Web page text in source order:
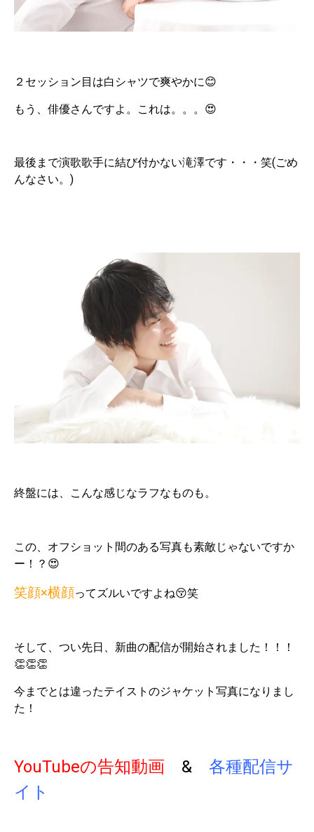
２セッション目は白シャツで爽やかに😊
もう、俳優さんですよ。これは。。。😍
最後まで演歌歌手に結び付かない滝澤です・・・笑(ごめ
んなさい。)
終盤には、こんな感じなラフなものも。
この、オフショット間のある写真も素敵じゃないですか
ー！？😍
笑顔×横顔ってズルいですよね😚笑
そして、つい先日、新曲の配信が開始されました！！！
👏👏👏
今までとは違ったテイストのジャケット写真になりまし
た！
YouTubeの告知動画 &
各種配信サ
イト